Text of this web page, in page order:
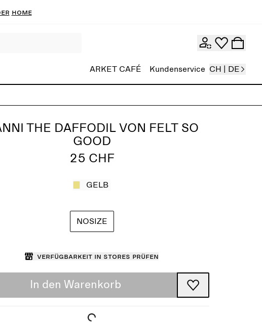
HOME
ARKET CAFÉ Kundenservice CH | DE
THE DAFFODIL VON FELT SO
GOOD
25 CHF
GELB
NOSIZE
Verfügbarkeit in Stores prüfen
In den Warenkorb